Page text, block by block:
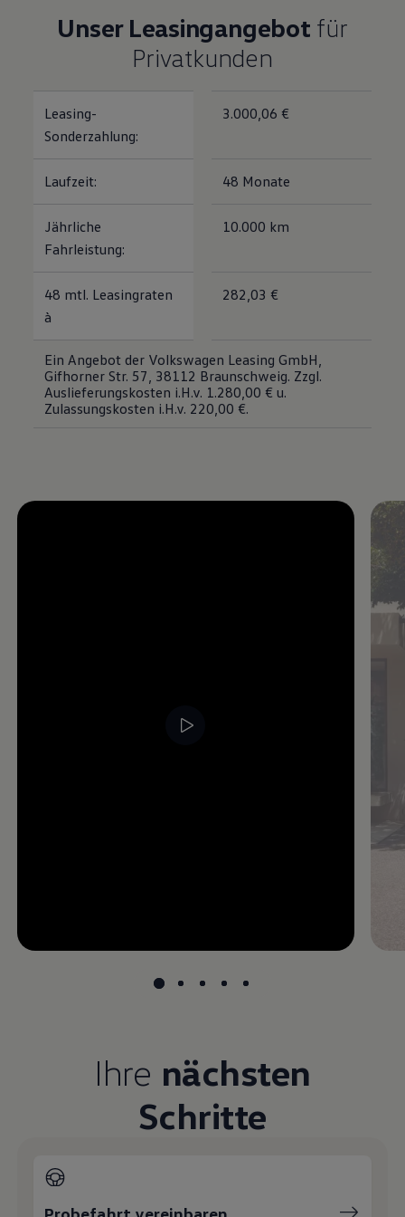
Räder und Reifen
Pannen- und Unfallhilfe
Economy Service
Zubehör
Modellspezifisches Zubehör
Schutz und Pflege
Transport
Entertainment und Elektronik
Digitale Extras
Dienste für Ihr Modell finden
Handy und Fahrzeug verbinden
Updates für Software, Karten und Radio
Über Ihr Auto
Vorgängermodelle
Volkswagen Kundenbetreuung
Warn- und Kontrollleuchten
Assistenzsysteme
Digitale Betriebsanleitung
Live Beratung
Magazin
Volkswagen R
Unser Leasingangebot für
Privatkunden
Leasing-
Sonderzahlung:
3.000,06 €
Laufzeit: 48 Monate
Jährliche
Fahrleistung:
10.000 km
48 mtl. Leasingraten
à
282,03 €
Ein Angebot der Volkswagen Leasing GmbH,
Gifhorner Str. 57, 38112 Braunschweig. Zzgl.
Auslieferungskosten i.H.v. 1.280,00 € u.
Zulassungskosten i.H.v. 220,00 €.
Ihre nächsten
Schritte